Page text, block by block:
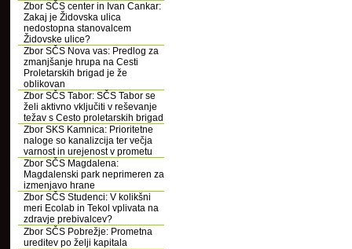
Zbor SČS center in Ivan Cankar:
Zakaj je Židovska ulica
nedostopna stanovalcem
Židovske ulice?
Zbor SČS Nova vas: Predlog za
zmanjšanje hrupa na Cesti
Proletarskih brigad je že
oblikovan
Zbor SČS Tabor: SČS Tabor se
želi aktivno vključiti v reševanje
težav s Cesto proletarskih brigad
Zbor SKS Kamnica: Prioritetne
naloge so kanalizcija ter večja
varnost in urejenost v prometu
Zbor SČS Magdalena:
Magdalenski park neprimeren za
izmenjavo hrane
Zbor SČS Studenci: V kolikšni
meri Ecolab in Tekol vplivata na
zdravje prebivalcev?
Zbor SČS Pobrežje: Prometna
ureditev po želji kapitala